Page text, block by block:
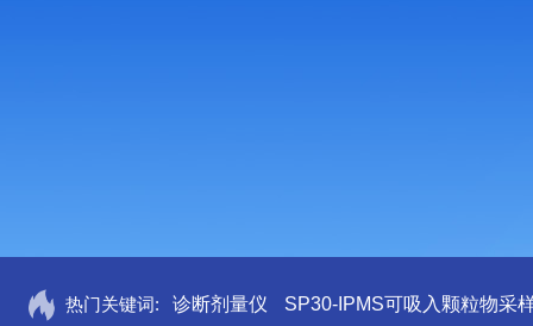
热门关键词: 诊断剂量仪 SP30-IPMS可吸入颗粒物采